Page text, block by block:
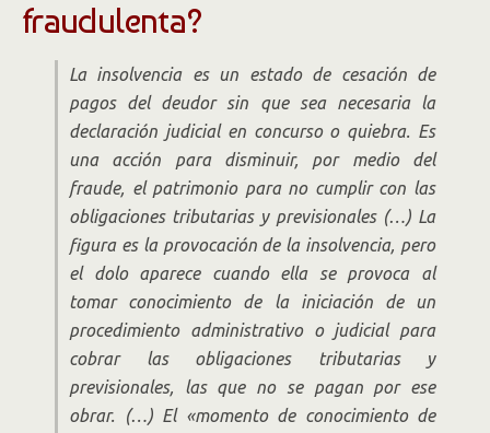
fraudulenta?
La insolvencia es un estado de cesación de
pagos del deudor sin que sea necesaria la
declaración judicial en concurso o quiebra. Es
una acción para disminuir, por medio del
fraude, el patrimonio para no cumplir con las
obligaciones tributarias y previsionales (…) La
figura es la provocación de la insolvencia, pero
el dolo aparece cuando ella se provoca al
tomar conocimiento de la iniciación de un
procedimiento administrativo o judicial para
cobrar las obligaciones tributarias y
previsionales, las que no se pagan por ese
obrar. (…) El «momento de conocimiento de